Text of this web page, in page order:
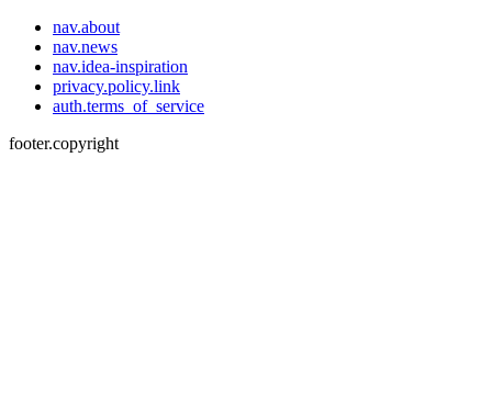
nav.about
nav.news
nav.idea-inspiration
privacy.policy.link
auth.terms_of_service
footer.copyright